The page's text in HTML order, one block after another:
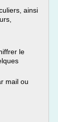
ainsi
le
mail ou